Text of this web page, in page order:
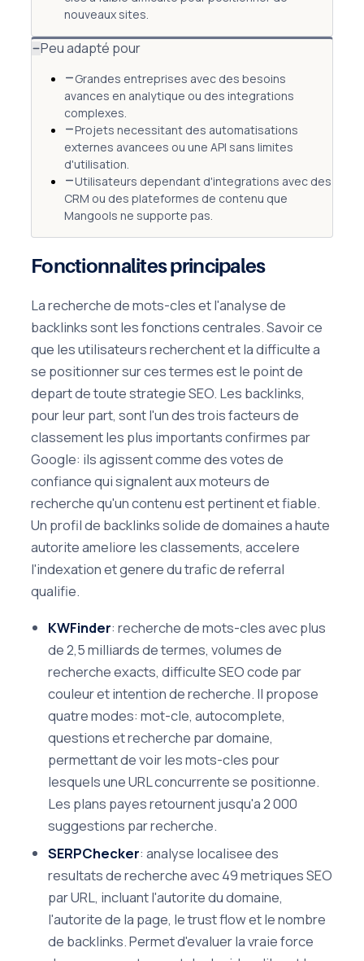
nouveaux sites.
Peu adapté pour
Grandes entreprises avec des besoins
avances en analytique ou des integrations
complexes.
Projets necessitant des automatisations
externes avancees ou une API sans limites
d'utilisation.
Utilisateurs dependant d'integrations avec des
CRM ou des plateformes de contenu que
Mangools ne supporte pas.
Fonctionnalites principales
La recherche de mots-cles et l'analyse de
backlinks sont les fonctions centrales. Savoir ce
que les utilisateurs recherchent et la difficulte a
se positionner sur ces termes est le point de
depart de toute strategie SEO. Les backlinks,
pour leur part, sont l'un des trois facteurs de
classement les plus importants confirmes par
Google: ils agissent comme des votes de
confiance qui signalent aux moteurs de
recherche qu'un contenu est pertinent et fiable.
Un profil de backlinks solide de domaines a haute
autorite ameliore les classements, accelere
l'indexation et genere du trafic de referral
qualifie.
KWFinder: recherche de mots-cles avec plus
de 2,5 milliards de termes, volumes de
recherche exacts, difficulte SEO code par
couleur et intention de recherche. Il propose
quatre modes: mot-cle, autocomplete,
questions et recherche par domaine,
permettant de voir les mots-cles pour
lesquels une URL concurrente se positionne.
Les plans payes retournent jusqu'a 2 000
suggestions par recherche.
SERPChecker: analyse localisee des
resultats de recherche avec 49 metriques SEO
par URL, incluant l'autorite du domaine,
l'autorite de la page, le trust flow et le nombre
de backlinks. Permet d'evaluer la vraie force